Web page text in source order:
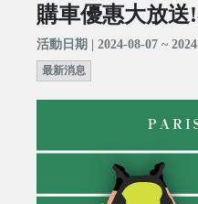
購車優惠大放送
活動日期 | 2024-08-07 ~
最新消息